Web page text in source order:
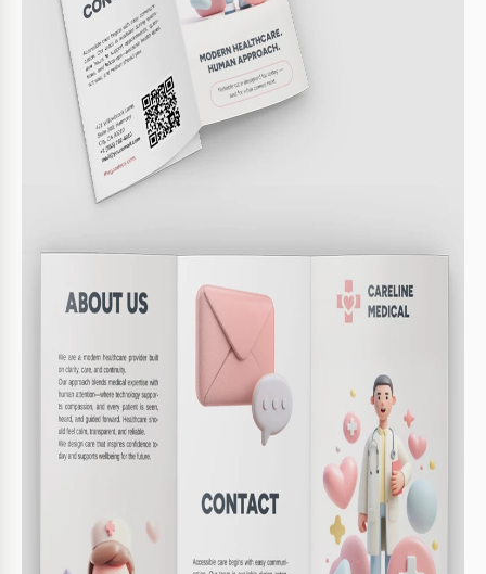
Éléments de design à thème santé
Blocs de contenu pré-écrits pour orientation
Format A4, prêt à imprimer
BROCHURES & DÉPLIANT CONSEILS
cohérence.
Ajoutez des images de haute qualité pour mieux
engager.
4
Imprimez un échantillon pour assurer un alignement
parfait.
Le modèle est-il compatible avec PowerPoint ?
Oui, il est compatible avec PowerPoint et Google
Slides.